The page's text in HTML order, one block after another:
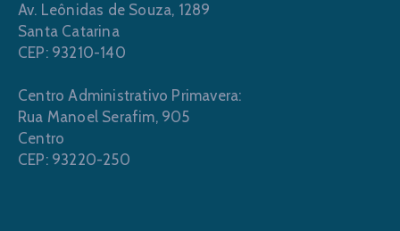
Av. Leônidas de Souza, 1289
Santa Catarina
CEP: 93210-140
Centro Administrativo Primavera:
Rua Manoel Serafim, 905
Centro
CEP: 93220-250